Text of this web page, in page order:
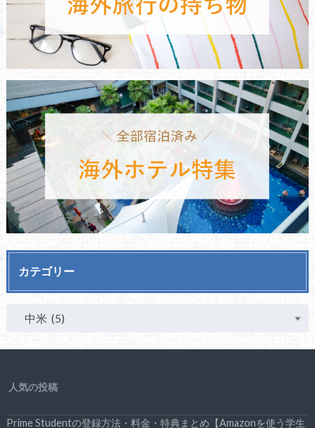
カテゴリー
人気の投稿
Prime Studentの登録方法・料金・特典まとめ【Amazonを使う学生